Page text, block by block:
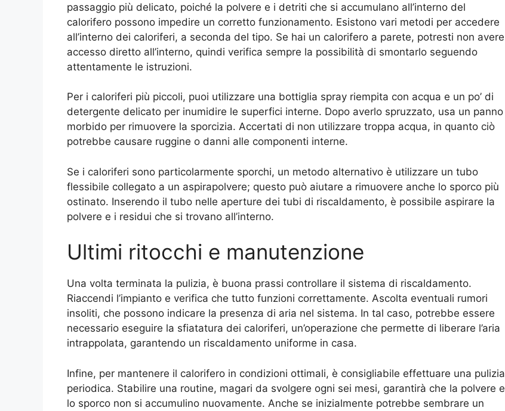
passaggio più delicato, poiché la polvere e i detriti che si accumulano all’interno del
calorifero possono impedire un corretto funzionamento. Esistono vari metodi per accedere
all’interno dei caloriferi, a seconda del tipo. Se hai un calorifero a parete, potresti non avere
accesso diretto all’interno, quindi verifica sempre la possibilità di smontarlo seguendo
attentamente le istruzioni.
Per i caloriferi più piccoli, puoi utilizzare una bottiglia spray riempita con acqua e un po’ di
detergente delicato per inumidire le superfici interne. Dopo averlo spruzzato, usa un panno
morbido per rimuovere la sporcizia. Accertati di non utilizzare troppa acqua, in quanto ciò
potrebbe causare ruggine o danni alle componenti interne.
Se i caloriferi sono particolarmente sporchi, un metodo alternativo è utilizzare un tubo
flessibile collegato a un aspirapolvere; questo può aiutare a rimuovere anche lo sporco più
ostinato. Inserendo il tubo nelle aperture dei tubi di riscaldamento, è possibile aspirare la
polvere e i residui che si trovano all’interno.
Ultimi ritocchi e manutenzione
Una volta terminata la pulizia, è buona prassi controllare il sistema di riscaldamento.
Riaccendi l’impianto e verifica che tutto funzioni correttamente. Ascolta eventuali rumori
insoliti, che possono indicare la presenza di aria nel sistema. In tal caso, potrebbe essere
necessario eseguire la sfiatatura dei caloriferi, un’operazione che permette di liberare l’aria
intrappolata, garantendo un riscaldamento uniforme in casa.
Infine, per mantenere il calorifero in condizioni ottimali, è consigliabile effettuare una pulizia
periodica. Stabilire una routine, magari da svolgere ogni sei mesi, garantirà che la polvere e
lo sporco non si accumulino nuovamente. Anche se inizialmente potrebbe sembrare un